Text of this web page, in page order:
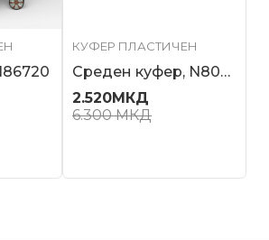
КУФЕР ПЛАСТИЧЕН
Среден куфер, N80975
2.520МКД
6.300МКД